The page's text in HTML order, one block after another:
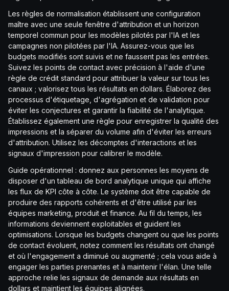
Les règles de normalisation établissent une configuration
maître avec une seule fenêtre d'attribution et un horizon
temporel commun pour les modèles pilotés par l'IA et les
campagnes non pilotées par l'IA. Assurez-vous que les
budgets modifiés sont suivis et ne faussent pas les entrées.
Suivez les points de contact avec précision à l'aide d'une
règle de crédit standard pour attribuer la valeur sur tous les
canaux ; valorisez tous les résultats en dollars. Élaborez des
processus d'étiquetage, d'agrégation et de validation pour
éviter les conjectures et garantir la fiabilité de l'analytique.
Établissez également une règle pour enregistrer la qualité des
impressions et la séparer du volume afin d'éviter les erreurs
d'attribution. Utilisez les décomptes d'interactions et les
signaux d'impression pour calibrer le modèle.
Guide opérationnel : donnez aux personnes les moyens de
disposer d'un tableau de bord analytique unique qui affiche
les flux de KPI côte à côte. Le système doit être capable de
produire des rapports cohérents et d'être utilisé par les
équipes marketing, produit et finance. Au fil du temps, les
informations deviennent exploitables et guident les
optimisations. Lorsque les budgets changent ou que les points
de contact évoluent, notez comment les résultats ont changé
et où l'engagement a diminué ou augmenté ; cela vous aide à
engager les parties prenantes et à maintenir l'élan. Une telle
approche relie les signaux de demande aux résultats en
dollars et maintient les équipes alignées.